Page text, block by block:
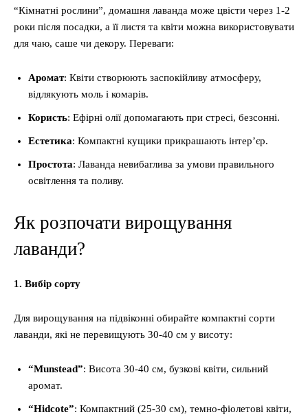
“Кімнатні рослини”, домашня лаванда може цвісти через 1-2
роки після посадки, а її листя та квіти можна використовувати
для чаю, саше чи декору. Переваги:
Аромат: Квіти створюють заспокійливу атмосферу,
відлякують моль і комарів.
Користь: Ефірні олії допомагають при стресі, безсонні.
Естетика: Компактні кущики прикрашають інтер’єр.
Простота: Лаванда невибаглива за умови правильного
освітлення та поливу.
Як розпочати вирощування
лаванди?
1. Вибір сорту
Для вирощування на підвіконні обирайте компактні сорти
лаванди, які не перевищують 30-40 см у висоту:
“Munstead”: Висота 30-40 см, бузкові квіти, сильний
аромат.
“Hidcote”: Компактний (25-30 см), темно-фіолетові квіти,